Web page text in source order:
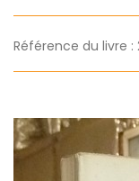
Référence du livre :